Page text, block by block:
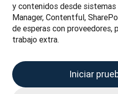
y contenidos desde sistemas
Manager, Contentful,
de esperas con
trabajo extra.
Iniciar